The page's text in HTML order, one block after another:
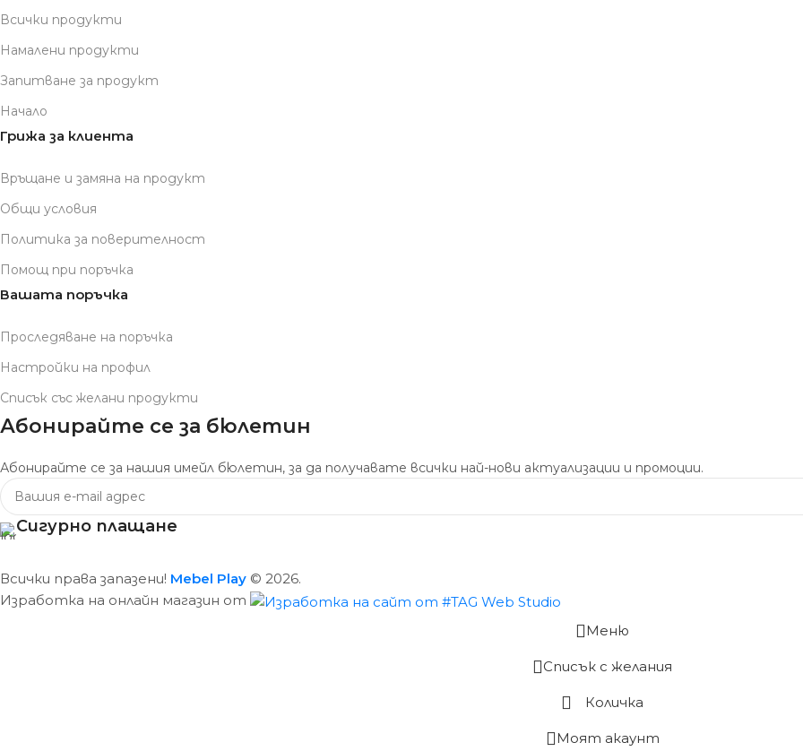
Всички продукти
Намалени продукти
Запитване за продукт
Начало
Грижа за клиента
Връщане и замяна на продукт
Общи условия
Политика за поверителност
Помощ при поръчка
Вашата поръчка
Проследяване на поръчка
Настройки на профил
Списък със желани продукти
Абонирайте се за бюлетин
Абонирайте се за нашия имейл бюлетин, за да получавате всички най-нови актуализации и промоции.
Сигурно плащане
Всички права запазени! Mebel Play © 2026.
Изработка на онлайн магазин от
Меню
Списък с желания
Количка
Моят акаунт